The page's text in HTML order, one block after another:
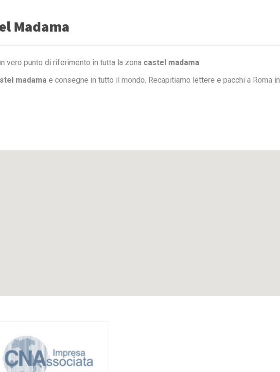
Madama
vero punto di riferimento in tutta la zona castel madama.
madama e consegne in tutto il mondo. Recapitiamo lettere e pacchi a Roma in